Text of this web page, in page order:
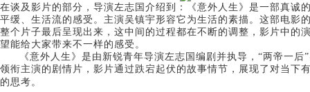
在谈及影片的部分，导演左志国介绍到：《意外人生》是一部真诚
平缓、生活流的感受。主演吴镇宇形容它为生活的素描。这部电影
整个片子最后呈现出来，这中间的过程都在不断的调整，影片中的
望能给大家带来不一样的感受。
《意外人生》是由新锐青年导演左志国编剧并执导， “两帝一后
领衔主演的剧情片，影片通过跌宕起伏的故事情节，展现了对当下
的思考。